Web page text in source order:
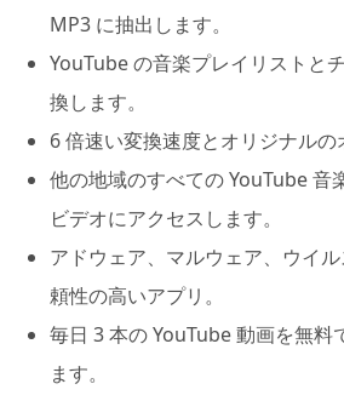
MP3 に抽出します。
YouTube の音楽プレイリストと
換します。
6 倍速い変換速度とオリジナルの
他の地域のすべての YouTube 音
ビデオにアクセスします。
アドウェア、マルウェア、ウイ
頼性の高いアプリ。
毎日 3 本の YouTube 動画を無料
ます。